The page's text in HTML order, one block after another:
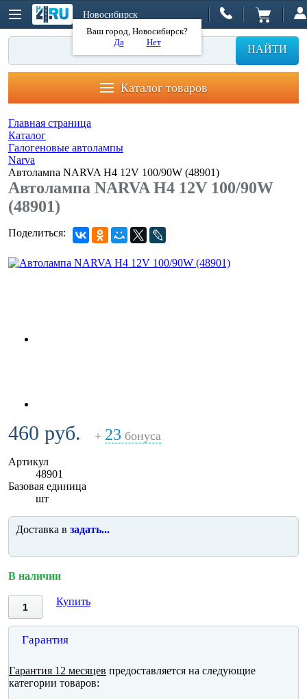
Новосибирск
Ваш город, Новосибирск?
Да
Нет
НАЙТИ
Каталог товаров
Главная страница
Каталог
Галогеновые автолампы
Narva
Автолампа NARVA H4 12V 100/90W (48901)
Автолампа NARVA H4 12V 100/90W
(48901)
Поделиться:
460 руб. + 23 бонуса
Артикул
48901
Базовая единица
шт
Доставка в задать...
В наличии
Купить
Гарантия
Гарантия 12 месяцев предоставляется на следующие
категории товаров: